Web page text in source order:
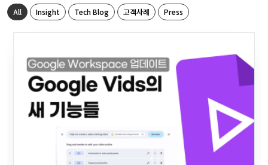
All Insight Tech Blog 고객사례 Press